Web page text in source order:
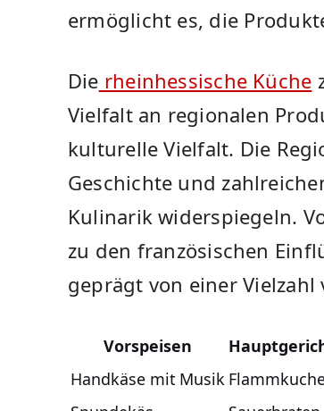
ermöglicht es, die
Die rheinhessische Küche
Vielfalt an regionalen
kulturelle Vielfalt. Die
Geschichte und‌
‌Kulinarik ‍widerspiegeln.​
⁣zu den französischen
geprägt ‌von einer⁤
Vorspeisen
Handkäse mit Musik